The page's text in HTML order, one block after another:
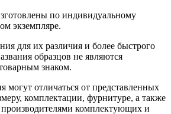
по индивидуальному
экземпляре.
для их различия и более быстрого
образцов не являются
знаком.
могут отличаться от представленных
комплектации, фурнитуре, а также
комплектующих и